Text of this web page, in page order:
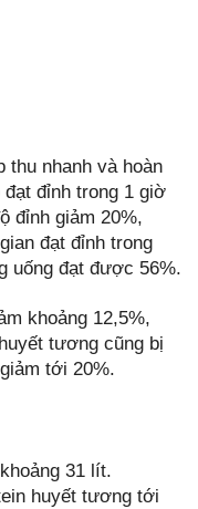
thu nhanh và hoàn
đỉnh trong 1 giờ
đỉnh giảm 20%,
đạt đỉnh trong
uống đạt được 56%.
khoảng 12,5%,
tương cũng bị
tới 20%.
31 lít.
huyết tương tới